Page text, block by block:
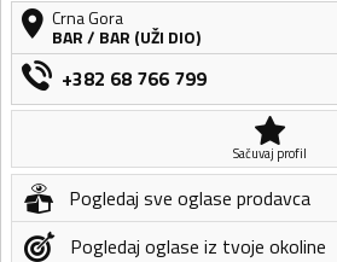
Crna Gora
BAR/ BAR (UŽI DIO)
+382 68 766 799
Sačuvaj profil
Pogledaj sve oglase prodavca
Pogledaj oglase iz tvoje okoline